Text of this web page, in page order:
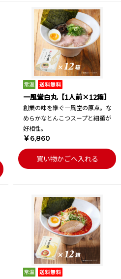
一風堂白丸【1人前×12箱】
創業の味を継ぐ一風堂の原点。な
めらかなとんこつスープと細麺が
好相性。
￥6,860
買い物かごへ入れる